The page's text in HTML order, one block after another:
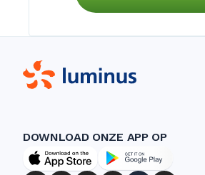
DOWNLOAD ONZE APP OP